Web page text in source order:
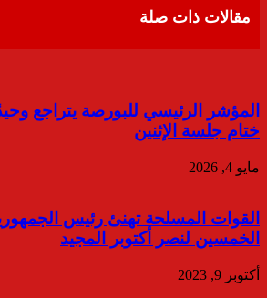
مقالات ذات صلة
ختام جلسة الإثنين
مايو 4, 2026
القوات المسلحة تهنئ رئيس
الخمسين لنصر أكتوبر المجيد
أكتوبر 9, 2023